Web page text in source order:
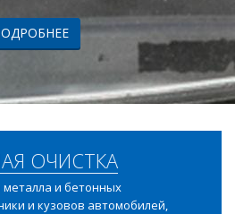
ОЧИСТКА
металла и бетонных
и кузовов автомобилей,